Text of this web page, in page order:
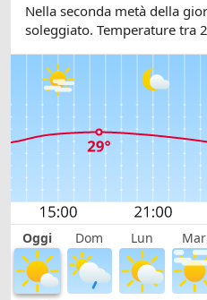
Nella seconda metà della
soleggiato. Temperature tra
Oggi Dom Lun Mar